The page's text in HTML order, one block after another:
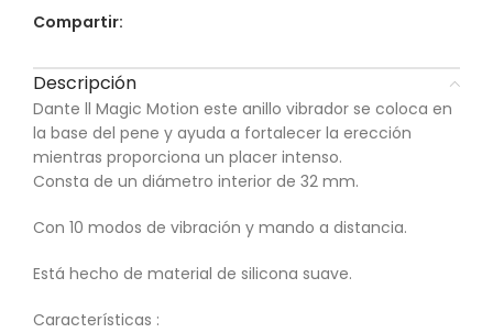
Compartir:
Descripción
Dante ll Magic Motion este anillo vibrador se coloca en
la base del pene y ayuda a fortalecer la erección
mientras proporciona un placer intenso.
Consta de un diámetro interior de 32 mm.
Con 10 modos de vibración y mando a distancia.
Está hecho de material de silicona suave.
Características :